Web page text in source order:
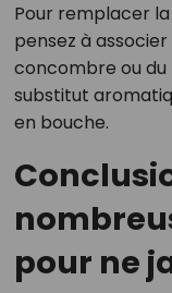
Pour remplacer
pensez à
concombre ou
substitut
en bouche.
pour ne